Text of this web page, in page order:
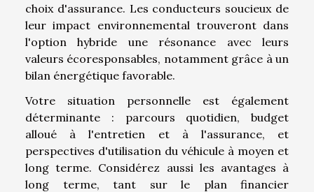
choix d'assurance. Les conducteurs soucieux de
leur impact environnemental trouveront dans
l'option hybride une résonance avec leurs
valeurs écoresponsables, notamment grâce à un
bilan énergétique favorable.
Votre situation personnelle est également
déterminante : parcours quotidien, budget
alloué à l'entretien et à l'assurance, et
perspectives d'utilisation du véhicule à moyen et
long terme. Considérez aussi les avantages à
long terme, tant sur le plan financier